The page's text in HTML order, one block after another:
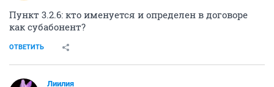
Пункт 3.2.6: кто именуется и определен в договоре
как субабонент?
ОТВЕТИТЬ
Лиилия